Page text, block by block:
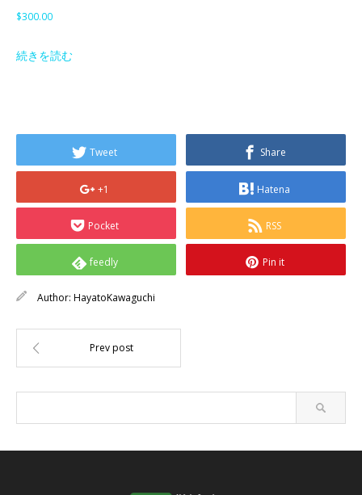
$300.00
続きを読む
Tweet Share
+1 Hatena
Pocket RSS
feedly Pin it
Author: HayatoKawaguchi